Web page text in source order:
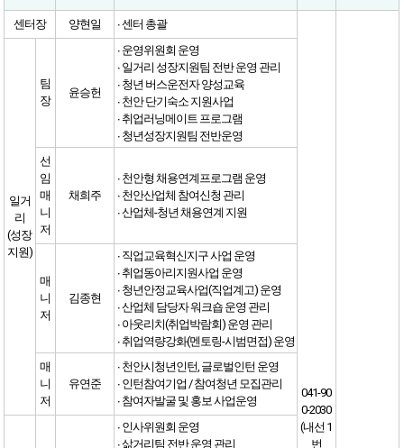
센터장 양현일 ∙ 센터 총괄
041-90
0-2030
(내선 1
번
일거
리
(성장
지원)
팀
장
윤승헌
∙ 운영위원회 운영
∙ 일거리 성장지원팀 전반 운영 관리
∙ 청년 버스운전자 양성교육
∙ 천안 단기숙소 지원사업
∙ 취업러닝메이트 프로그램
∙ 청년성장지원팀 전반운영
선
임
매
니
저
채희주
∙ 천안형 채용연계프로그램 운영
∙ 천안산업체 참여신청 관리
∙ 산업체-청년 채용연계 지원
매
니
저
김종현
∙ 직업교육혁신지구 사업 운영
∙ 취업동아리지원사업 운영
∙ 청년안정교육사업(직업계고) 운영
∙ 산업체 담당자 워크숍 운영 관리
∙ 아웃리치(취업박람회) 운영 관리
∙ 취업역량강화(멘토링-시범면접) 운영
매
니
저
유연준
∙ 천안시청년인턴, 글로벌인턴 운영
∙ 인턴참여기업 / 참여청년 모집관리
∙ 참여자발굴 및 홍보 사업운영
∙ 인사위원회 운영
∙ 삶거리팀 전반 운영 관리